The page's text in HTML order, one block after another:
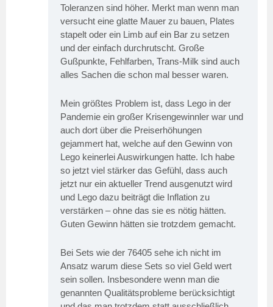
Toleranzen sind höher. Merkt man wenn man
versucht eine glatte Mauer zu bauen, Plates
stapelt oder ein Limb auf ein Bar zu setzen
und der einfach durchrutscht. Große
Gußpunkte, Fehlfarben, Trans-Milk sind auch
alles Sachen die schon mal besser waren.
Mein größtes Problem ist, dass Lego in der
Pandemie ein großer Krisengewinnler war und
auch dort über die Preiserhöhungen
gejammert hat, welche auf den Gewinn von
Lego keinerlei Auswirkungen hatte. Ich habe
so jetzt viel stärker das Gefühl, dass auch
jetzt nur ein aktueller Trend ausgenutzt wird
und Lego dazu beiträgt die Inflation zu
verstärken – ohne das sie es nötig hätten.
Guten Gewinn hätten sie trotzdem gemacht.
Bei Sets wie der 76405 sehe ich nicht im
Ansatz warum diese Sets so viel Geld wert
sein sollen. Insbesondere wenn man die
genannten Qualitätsprobleme berücksichtigt